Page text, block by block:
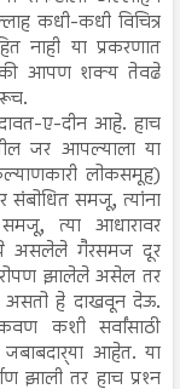
कधी-कधी विचित्र
नाही या प्रकरणात
की आपण शक्य तेवढे
दावत-ए-दीन आहे. हाच
जर आपल्याला या
लोकसमूह)
समजू, त्यांना
त्या आधारावर
असलेले गैरसमज दूर
झालेले असेल तर
असतो हे दाखवून देऊ.
कशी सर्वांसाठी
आहेत. या
झाली तर हाच प्रश्‍न